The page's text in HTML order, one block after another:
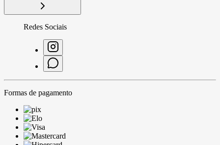
Redes Sociais
Formas de pagamento